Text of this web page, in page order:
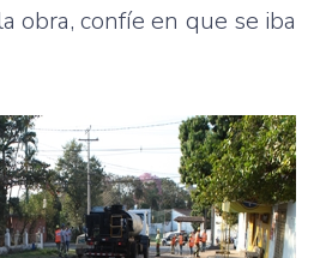
obra, confíe en que se iba